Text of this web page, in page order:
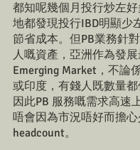
都知呢幾個月投行炒左
地都發現投行IBD明顯少
節省成本。但PB業務針
人嘅資產，亞洲作為發
Emerging Market，不論
或印度，有錢人既數量都
因此PB 服務嘅需求高速
唔會因為市況唔好而擔
headcount。